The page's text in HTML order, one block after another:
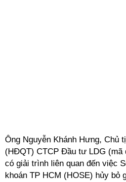
Ông Nguyễn Khánh Hưng, Chủ
(HĐQT) CTCP Đầu tư LDG (mã
có giải trình liên quan đến việc
khoán TP HCM (HOSE) hủy bỏ